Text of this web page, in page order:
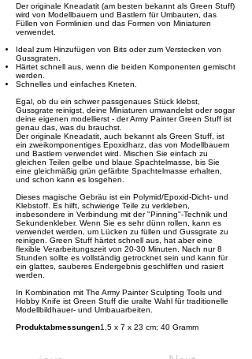
Der originale Kneadatit (am besten bekannt als Green Stuff)
wird von Modellbauern und Bastlern für Umbauten, das
Füllen von Formlinien und das Formen von Miniaturen
verwendet.
Ideal zum Hinzufügen von Bits oder zum Verstecken von
Gussgraten.
Härtet schnell aus, wenn die beiden Komponenten gemischt
werden.
Schnelles und einfaches Kneten.
Egal, ob du ein schwer passgenaues Stück klebst,
Gussgrate reinigst, deine Miniaturen umwandelst oder sogar
deine eigenen modellierst - der Army Painter Green Stuff ist
genau das, was du brauchst.
Der originale Kneadatit, auch bekannt als Green Stuff, ist
ein zweikomponentiges Epoxidharz, das von Modellbauern
und Bastlern verwendet wird. Mischen Sie einfach zu
gleichen Teilen gelbe und blaue Spachtelmasse, bis Sie
eine gleichmäßig grün gefärbte Spachtelmasse erhalten,
und schon kann es losgehen.
Dieses magische Gebräu ist ein Polymid/Epoxid-Dicht- und
Klebstoff. Es hilft, schwierige Teile zu verkleben,
insbesondere in Verbindung mit der "Pinning"-Technik und
Sekundenkleber. Wenn Sie es sehr dünn rollen, kann es
verwendet werden, um Lücken zu füllen und Gussgrate zu
reinigen. Green Stuff härtet schnell aus, hat aber eine
flexible Verarbeitungszeit von 20-30 Minuten. Nach nur 8
Stunden sollte es vollständig getrocknet sein und kann für
ein glattes, sauberes Endergebnis geschliffen und rasiert
werden.
In Kombination mit The Army Painter Sculpting Tools und
Hobby Knife ist Green Stuff die uralte Wahl für traditionelle
Modellbildhauer- und Umbauarbeiten.
Produktabmessungen‎1,5 x 7 x 23 cm; 40 Gramm